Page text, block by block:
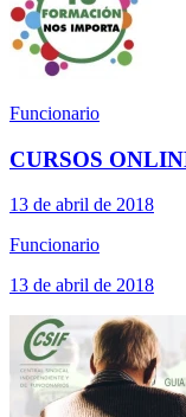
Funcionario
CURSOS
13 de abril de 2018
Funcionario
13 de abril de 2018